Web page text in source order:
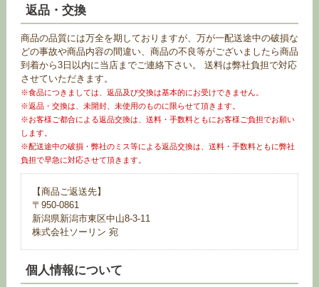
返品・交換
商品の品質には万全を期しておりますが、万が一配送途中の破損な
どの事故や商品内容の間違い、商品の不良等がございましたら商品
到着から3日以内に当店までご連絡下さい。 送料は弊社負担で対応
させていただきます。
※食品につきましては、返品及び交換は基本的にお受けできません。
※返品・交換は、未開封、未使用のものに限らせて頂きます。
※お客様ご都合による返品交換は、送料・手数料ともにお客様ご負担でお願い
します。
※配送途中の破損・弊社のミス等による返品交換は、送料・手数料ともに弊社
負担で早急に対応させて頂きます。
【商品ご返送先】
〒950-0861
新潟県新潟市東区中山8-3-11
株式会社ソーリン 宛
個人情報について